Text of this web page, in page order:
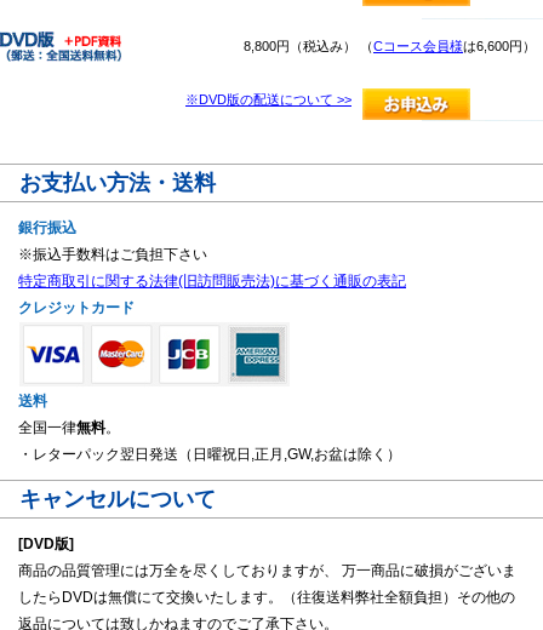
8,800円（税込み） （Cコース会員様は6,600円）
※DVD版の配送について >>
お支払い方法・送料
銀行振込
※振込手数料はご負担下さい
特定商取引に関する法律(旧訪問販売法)に基づく通販の表記
クレジットカード
送料
全国一律無料。
・レターパック翌日発送（日曜祝日,正月,GW,お盆は除く）
キャンセルについて
[DVD版]
商品の品質管理には万全を尽くしておりますが、 万一商品に破損がございま
したらDVDは無償にて交換いたします。（往復送料弊社全額負担）その他の
返品については致しかねますのでご了承下さい。